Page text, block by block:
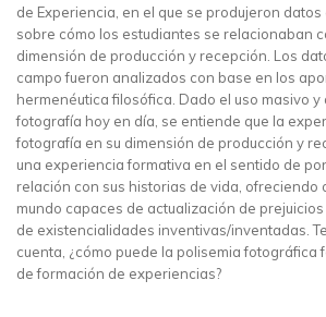
de Experiencia, en el que se produjeron
sobre cómo los estudiantes se relacionaban
dimensión de producción y recepción. Los
campo fueron analizados con base en los
hermenéutica filosófica. Dado el uso masivo y
fotografía hoy en día, se entiende que la
fotografía en su dimensión de producción y
una experiencia formativa en el sentido de
relación con sus historias de vida, ofreciendo
mundo capaces de actualización de
de existencialidades inventivas/inventadas.
cuenta, ¿cómo puede la polisemia fotográfica
de formación de experiencias?